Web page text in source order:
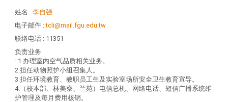
姓名 :李自强
电子邮件 :tcli@mail.fgu.edu.tw
联络电话 : 11351
负责业务
: 1.办理室内空气品质相关业务。
2.担任动物照护小组召集人。
3.担任环境教育、教职员工生及实验室场所安全卫生教育宣导。
4.（校本部、林美寮、兰苑）电信总机、网络电话、短信广播系统维
护管理及每月费用核销。